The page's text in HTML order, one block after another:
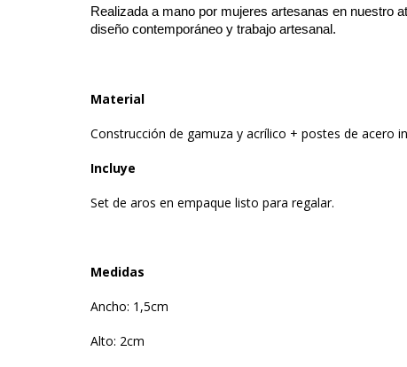
Realizada a mano por mujeres artesanas en nuestro
diseño contemporáneo y trabajo artesanal.
Material
Construcción de gamuza y acrílico + postes de acero
Incluye
Set de aros en empaque listo para regalar.
Medidas
Ancho: 1,5cm
Alto: 2cm